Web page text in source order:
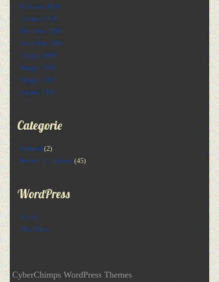
Febbraio 2010
Gennaio 2010
Dicembre 2009
Settembre 2009
Giugno 2009
Maggio 2009
Maggio 2003
Agosto 1995
Categorie
featured (2)
Roberto In Italiano (45)
WordPress
Accedi
WordPress
CyberChimps WordPress Themes